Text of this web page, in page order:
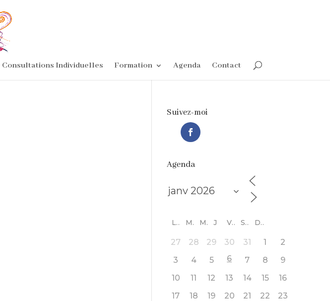
Consultations Individuelles Formation Agenda Contact
Suivez-moi
Agenda
L M M J V S D
27 28 29 30 31 1
2
3
4 5 6 7 8
9
10
11 12 13 14 15
16
17
18 19 20 21 22
23